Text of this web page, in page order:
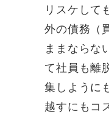
リスケして
外の債務（
ままならな
て社員も離
集しように
越すにもコ